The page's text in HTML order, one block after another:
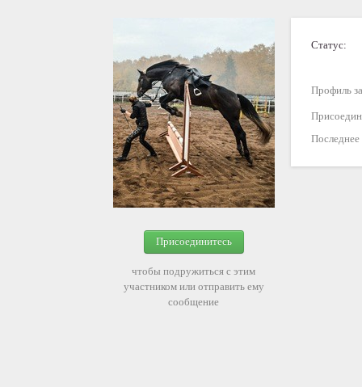
Присоединитесь
чтобы подружиться с этим
участником или отправить ему
сообщение
Статус:
Профиль